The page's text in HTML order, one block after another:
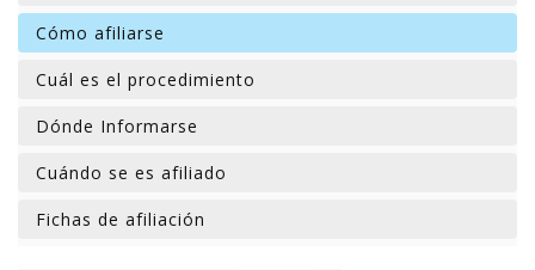
Cómo afiliarse
Cuál es el procedimiento
Dónde Informarse
Cuándo se es afiliado
Fichas de afiliación